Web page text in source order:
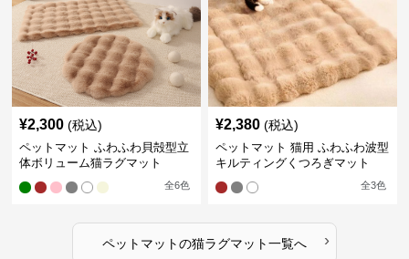
¥2,300 (税込)
ペットマット ふわふわ貝殻型立
体ボリューム猫ラグマット
全6色
¥2,380 (税込)
ペットマット 猫用 ふわふわ波型
キルティングくつろぎマット
全3色
ペットマットの猫ラグマット一覧へ ›